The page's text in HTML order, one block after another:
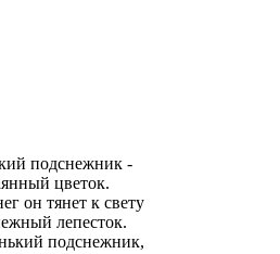
подснежник -
цветок.
он тянет к свету
лепесток.
подснежник,